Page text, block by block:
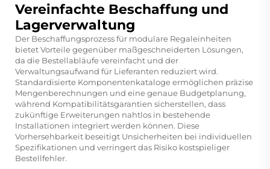
Vereinfachte Beschaffung und
Lagerverwaltung
Der Beschaffungsprozess für modulare Regaleinheiten
bietet Vorteile gegenüber maßgeschneiderten Lösungen,
da die Bestellabläufe vereinfacht und der
Verwaltungsaufwand für Lieferanten reduziert wird.
Standardisierte Komponentenkataloge ermöglichen präzise
Mengenberechnungen und eine genaue Budgetplanung,
während Kompatibilitätsgarantien sicherstellen, dass
zukünftige Erweiterungen nahtlos in bestehende
Installationen integriert werden können. Diese
Vorhersehbarkeit beseitigt Unsicherheiten bei individuellen
Spezifikationen und verringert das Risiko kostspieliger
Bestellfehler.